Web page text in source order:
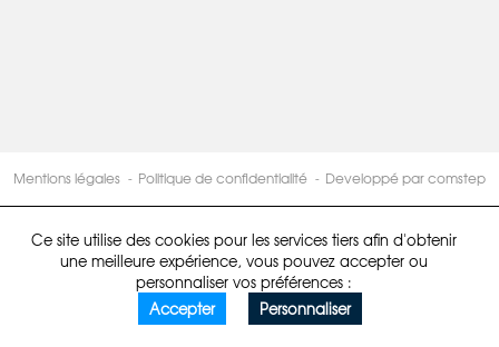
Ce site utilise des cookies pour les services tiers afin d'obtenir
une meilleure expérience, vous pouvez accepter ou
personnaliser vos préférences :
Accepter
Personnaliser
Mentions légales Politique de confidentialité Developpé par comstep